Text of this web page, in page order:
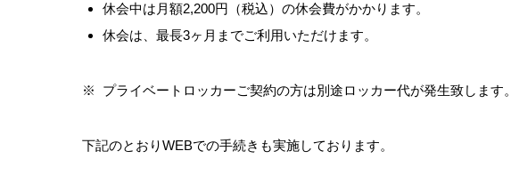
休会中は月額2,200円（税込）の休会費がかかります。
休会は、最長3ヶ月までご利用いただけます。
※ プライベートロッカーご契約の方は別途ロッカー代が発生致します。
下記のとおりWEBでの手続きも実施しております。